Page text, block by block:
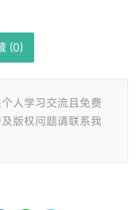
(0)
人学习交流且免费
版权问题请联系我